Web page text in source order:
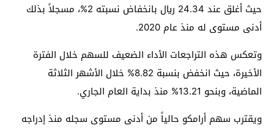
حيث أغلق عند 24.34 ريال بانخفاض نسبته 2%، مسجلاً بذلك
أدنى مستوى له منذ عام 2020.
وتعكس هذه التراجعات الأداء الضعيف للسهم خلال الفترة
الأخيرة، حيث انخفض بنسبة 8.82% خلال الأشهر الثلاثة
الماضية، وبنحو 13.21% منذ بداية العام الجاري.
ويقترب سهم أرامكو حالياً من أدنى مستوى سجله منذ إدراجه